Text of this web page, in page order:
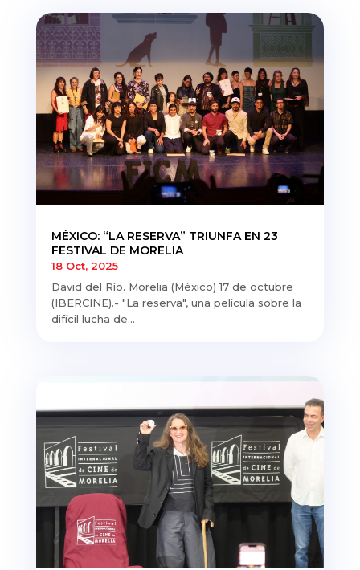
MÉXICO: “LA RESERVA” TRIUNFA EN 23
FESTIVAL DE MORELIA
18 Oct, 2025
David del Río. Morelia (México) 17 de octubre
(IBERCINE).- "La reserva", una película sobre la
difícil lucha de...